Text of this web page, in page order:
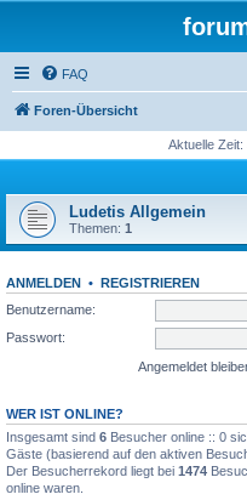
FAQ
Foren-Übersicht
Aktuelle Zeit:
Ludetis Allgemein
Themen: 1
ANMELDEN • REGISTRIEREN
Benutzername:
Passwort:
Angemeldet
WER IST ONLINE?
Insgesamt sind 6 Besucher online :: 0
Gäste (basierend auf den aktiven
Der Besucherrekord liegt bei 1474
online waren.